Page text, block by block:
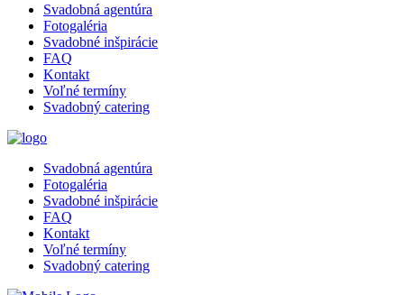
Svadobná agentúra
Fotogaléria
Svadobné inšpirácie
FAQ
Kontakt
Voľné termíny
Svadobný catering
Svadobná agentúra
Fotogaléria
Svadobné inšpirácie
FAQ
Kontakt
Voľné termíny
Svadobný catering